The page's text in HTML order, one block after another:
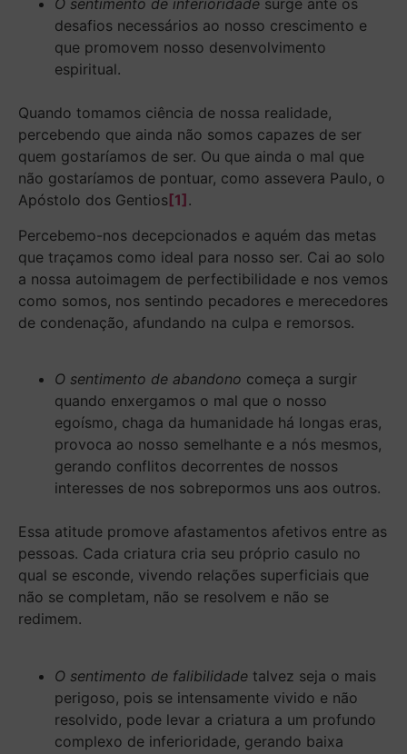
O sentimento de inferioridade surge ante os
desafios necessários ao nosso crescimento e
que promovem nosso desenvolvimento
espiritual.
Quando tomamos ciência de nossa realidade,
percebendo que ainda não somos capazes de ser
quem gostaríamos de ser. Ou que ainda o mal que
não gostaríamos de pontuar, como assevera Paulo, o
Apóstolo dos Gentios [1] .
Percebemo-nos decepcionados e aquém das metas
que traçamos como ideal para nosso ser. Cai ao solo
a nossa autoimagem de perfectibilidade e nos vemos
como somos, nos sentindo pecadores e merecedores
de condenação, afundando na culpa e remorsos.
O sentimento de abandono começa a surgir
quando enxergamos o mal que o nosso
egoísmo, chaga da humanidade há longas eras,
provoca ao nosso semelhante e a nós mesmos,
gerando conflitos decorrentes de nossos
interesses de nos sobrepormos uns aos outros.
Essa atitude promove afastamentos afetivos entre as
pessoas. Cada criatura cria seu próprio casulo no
qual se esconde, vivendo relações superficiais que
não se completam, não se resolvem e não se
redimem.
O sentimento de falibilidade talvez seja o mais
perigoso, pois se intensamente vivido e não
resolvido, pode levar a criatura a um profundo
complexo de inferioridade, gerando baixa